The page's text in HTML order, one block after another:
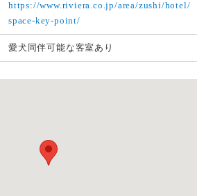
https://www.riviera.co.jp/area/zushi/hotel/
space-key-point/
愛犬同伴可能な客室あり